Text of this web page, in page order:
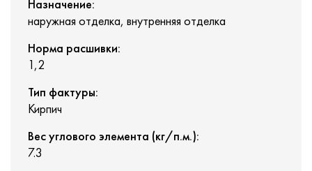
Назначение:
наружная отделка, внутренняя отделка
Норма расшивки:
1,2
Тип фактуры:
Кирпич
Вес углового элемента (кг/п.м.):
7.3